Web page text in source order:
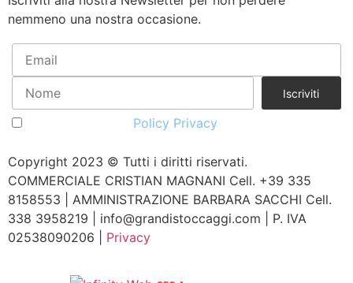
nemmeno una nostra occasione.
Policy Privacy
Copyright 2023 © Tutti i diritti riservati.
COMMERCIALE CRISTIAN MAGNANI Cell. +39 335
8158553 | AMMINISTRAZIONE BARBARA SACCHI Cell.
338 3958219 | info@grandistoccaggi.com | P. IVA
02538090206 | Privacy